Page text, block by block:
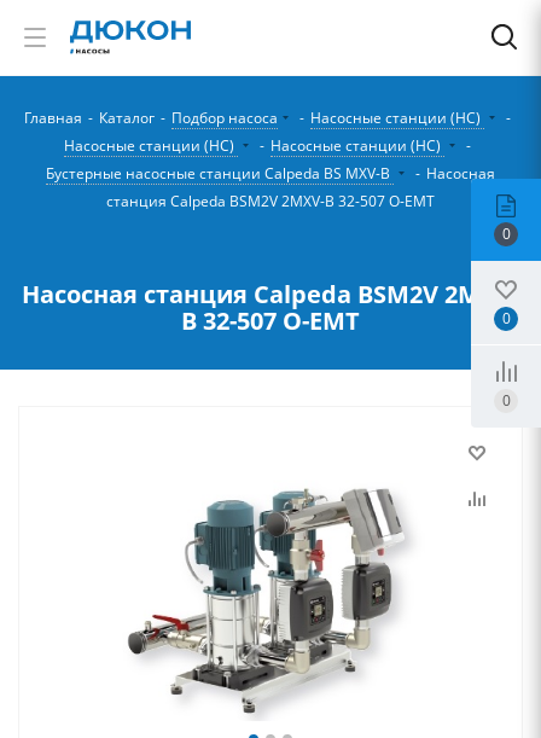
Главная - Каталог - Подбор насоса - Насосные станции (НС)
-
Насосные станции (НС)
- Насосные станции (НС)
-
Бустерные насосные станции Calpeda BS MXV-B
- Насосная
станция Calpeda BSM2V 2MXV-B 32-507 O-EMT
Насосная станция Calpeda BSM2V 2MXV-
B 32-507 O-EMT
0
0
0